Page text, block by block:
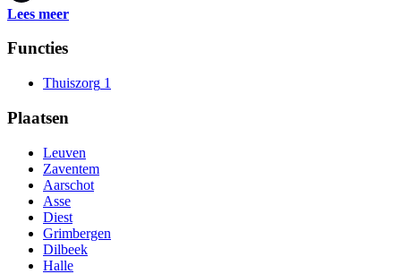
Lees meer
Functies
Thuiszorg 1
Plaatsen
Leuven
Zaventem
Aarschot
Asse
Diest
Grimbergen
Dilbeek
Halle